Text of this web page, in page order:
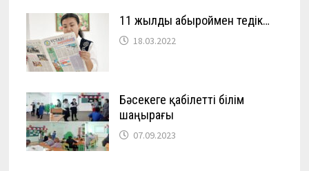
11 жылды абыроймен өтедік…
18.03.2022
Бәсекеге қабілетті білім
шаңырағы
07.09.2023